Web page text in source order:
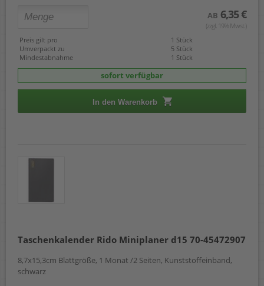
AB 6,35 €
(zzgl. 19% Mwst.)
Preis gilt pro
1 Stück
Umverpackt zu
5 Stück
Mindestabnahme
1 Stück
sofort verfügbar
In den Warenkorb
Taschenkalender Rido Miniplaner d15 70-45472907
8,7x15,3cm Blattgröße, 1 Monat /2 Seiten, Kunststoffeinband,
schwarz